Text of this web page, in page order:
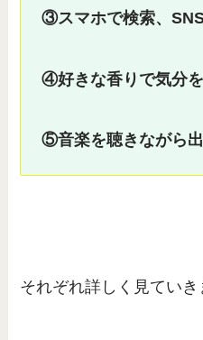
③スマホで検索、
④好きな香りで気分
⑤音楽を聴きながら
それぞれ詳しく見ていき